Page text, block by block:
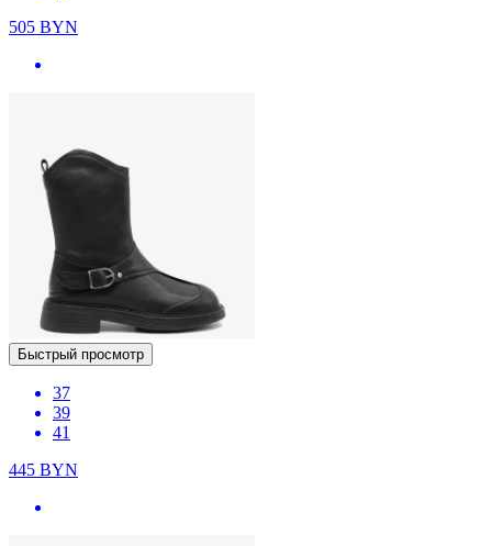
505 BYN
Быстрый просмотр
37
39
41
445 BYN